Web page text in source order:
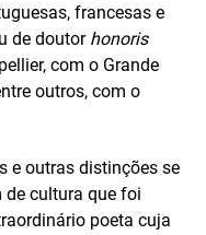
francesas e
de doutor honoris
com o Grande
outros, com o
e outras distinções se
cultura que foi
poeta cuja